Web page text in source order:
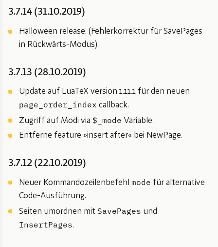
3.7.14 (31.10.2019)
Halloween release. (Fehlerkorrektur für SavePages
in Rückwärts-Modus).
3.7.13 (28.10.2019)
Update auf LuaTeX version 1.11.1 für den neuen
page_order_index callback.
Zugriff auf Modi via $_mode Variable.
Entferne feature »insert after« bei NewPage.
3.7.12 (22.10.2019)
Neuer Kommandozeilenbefehlmode für alternative
Code-Ausführung.
Seiten umordnen mit SavePages und
InsertPages.